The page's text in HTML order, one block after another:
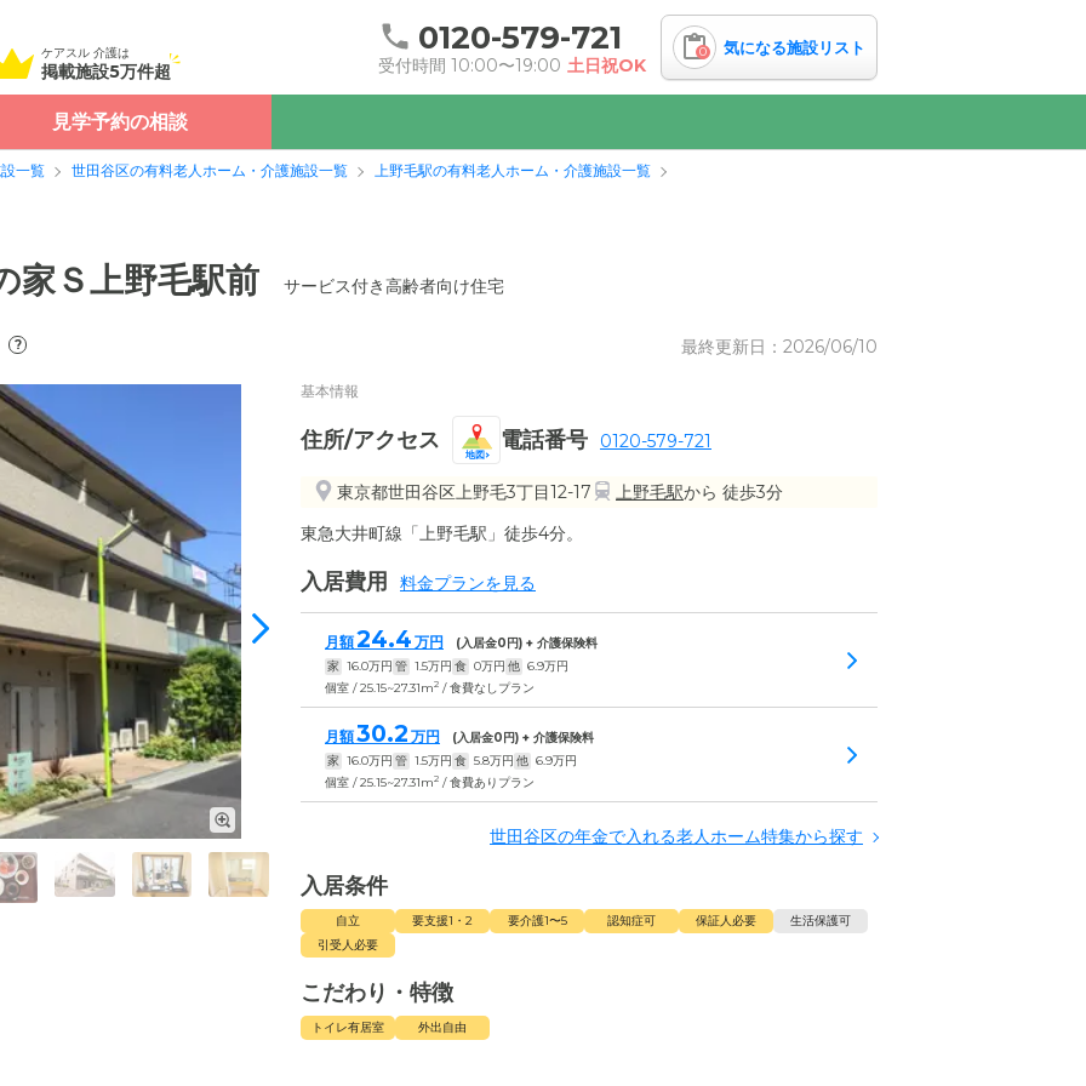
ケアスル 介護は
掲載施設5万件超
0120-579-721
受付時間 10:00〜19:00 土日祝OK
0 気になる施設リスト
見学予約の相談
一覧 世田谷区の有料老人ホーム・介護施設一覧 上野毛駅の有料老人ホーム・介護施設一覧
家Ｓ上野毛駅前 サービス付き高齢者向け住宅
? 最終更新日：2026/06/10
基本情報
住所/アクセス
地図
電話番号 0120-579-721
東京都世田谷区上野毛3丁目12-17 上野毛駅から 徒歩3分
東急大井町線「上野毛駅」徒歩4分。
入居費用 料金プランを見る
月額24.4 万円 (入居金0円) + 介護保険料
家 16.0万円 管 1.5万円 食 0万円 他 6.9万円
個室 / 25.15~27.31m2 / 食費なしプラン
月額30.2 万円 (入居金0円) + 介護保険料
家 16.0万円 管 1.5万円 食 5.8万円 他 6.9万円
個室 / 25.15~27.31m2 / 食費ありプラン
世田谷区の年金で入れる老人ホーム特集から探す
入居条件
自立 要支援1・2 要介護1〜5 認知症可 保証人必要
生活保護可
引受人必要
こだわり・特徴
トイレ有居室 外出自由